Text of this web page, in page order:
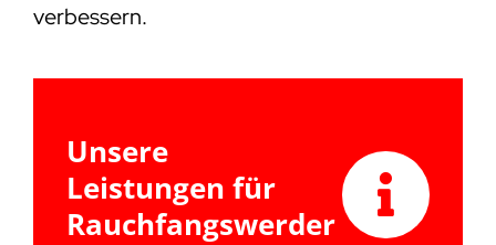
verbessern.
Unsere
Leistungen für
Rauchfangswerder